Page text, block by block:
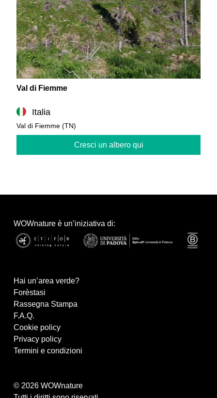
Val di Fiemme
Italia
Val di Fiemme (TN)
Cresci un albero qui
WOWnature è un’iniziativa di:
Hai un’area verde?
Forèstasi
Rassegna Stampa
F.A.Q.
Cookie policy
Privacy policy
Termini e condizioni
© 2026 WOWnature